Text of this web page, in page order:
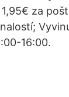
za
16:00.